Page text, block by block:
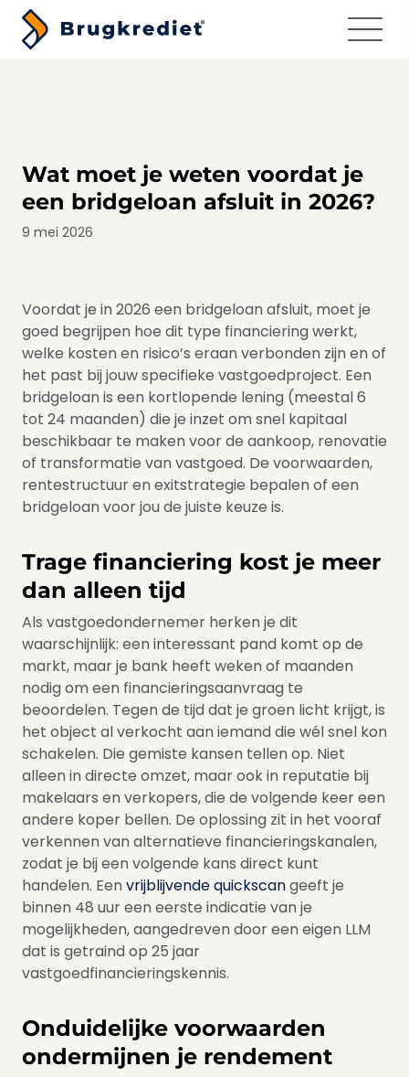
Menu
Wat moet je weten voordat je
een bridgeloan afsluit in 2026?
9 mei 2026
Voordat je in 2026 een bridgeloan afsluit, moet je
goed begrijpen hoe dit type financiering werkt,
welke kosten en risico’s eraan verbonden zijn en of
het past bij jouw specifieke vastgoedproject. Een
bridgeloan is een kortlopende lening (meestal 6
tot 24 maanden) die je inzet om snel kapitaal
beschikbaar te maken voor de aankoop, renovatie
of transformatie van vastgoed. De voorwaarden,
rentestructuur en exitstrategie bepalen of een
bridgeloan voor jou de juiste keuze is.
Trage financiering kost je meer
dan alleen tijd
Als vastgoedondernemer herken je dit
waarschijnlijk: een interessant pand komt op de
markt, maar je bank heeft weken of maanden
nodig om een financieringsaanvraag te
beoordelen. Tegen de tijd dat je groen licht krijgt, is
het object al verkocht aan iemand die wél snel kon
schakelen. Die gemiste kansen tellen op. Niet
alleen in directe omzet, maar ook in reputatie bij
makelaars en verkopers, die de volgende keer een
andere koper bellen. De oplossing zit in het vooraf
verkennen van alternatieve financieringskanalen,
zodat je bij een volgende kans direct kunt
handelen. Een vrijblijvende quickscangeeft je
binnen 48 uur een eerste indicatie van je
mogelijkheden, aangedreven door een eigen LLM
dat is getraind op 25 jaar
vastgoedfinancieringskennis.
Onduidelijke voorwaarden
ondermijnen je rendement